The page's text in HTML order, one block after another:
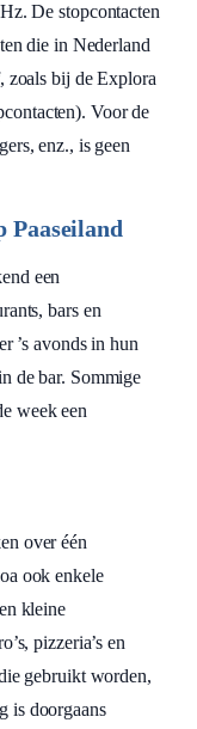
De stopcontacten
die in Nederland
zoals bij de Explora
Voor de
enz., is geen
Paaseiland
een
bars en
’s avonds in hun
de bar. Sommige
week een
over één
ook enkele
kleine
pizzeria’s en
gebruikt worden,
is doorgaans